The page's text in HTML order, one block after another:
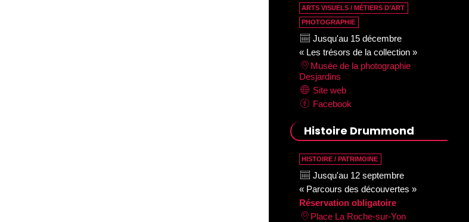
ARTS VISUELS / MÉTIERS D’ART
PHOTOGRAPHIE
Jusqu'au 15 décembre
« Les trésors de la collection »
Musée de la photographie
Desjardins
Site web
Facebook
Histoire Drummond
HISTOIRE / PATRIMOINE
Jusqu'au 12 septembre
« Parcours des découvertes »
Réservation obligatoire
Place La Roche-sur-Yon